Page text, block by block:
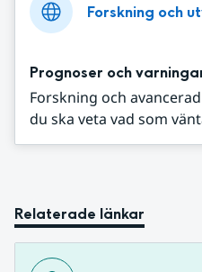
Forskning och
Prognoser och
Forskning och
du ska veta vad som
Relaterade länkar